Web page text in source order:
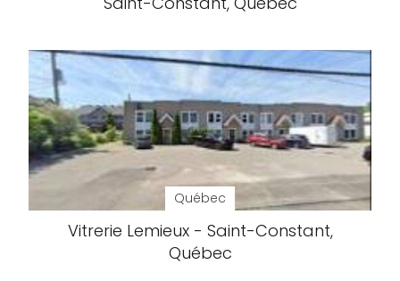
Québec
Vitrerie Lemieux - Saint-Constant,
Québec